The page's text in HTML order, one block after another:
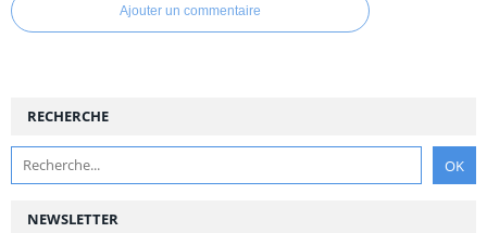
Ajouter un commentaire
NEWSLETTER
RECHERCHE